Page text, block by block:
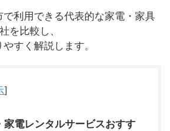
利用できる代表的な家電・家具
を比較し、
すく解説します。
]
家電レンタルサービスおすす